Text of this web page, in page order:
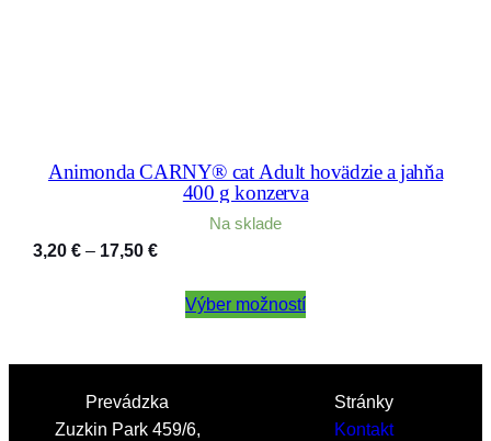
Animonda CARNY® cat Adult hovädzie a jahňa
400 g konzerva
Na sklade
3,20 € – 17,50 €Price
3,20 €Výber možností
Prevádzka
Zuzkin Park 459/6,
Stránky
Kontakt